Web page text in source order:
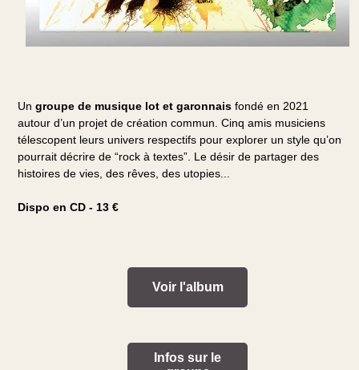
Un groupe de musique lot et garonnais fondé en 2021
autour d’un projet de création commun. Cinq amis musiciens
télescopent leurs univers respectifs pour explorer un style qu’on
pourrait décrire de “rock à textes”. Le désir de partager des
histoires de vies, des rêves, des utopies...
Dispo en CD - 13 €
Voir l'album
Infos sur le